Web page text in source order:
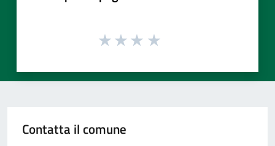
Contatta il comune